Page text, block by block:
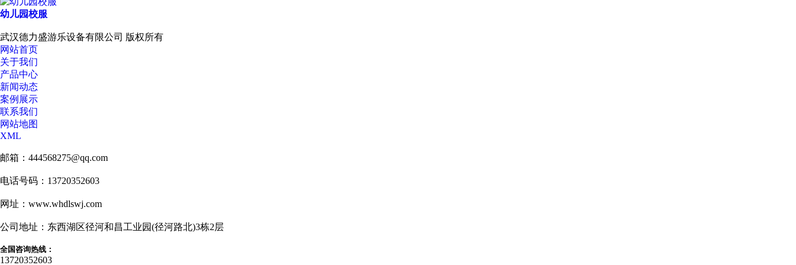
幼儿园校服
武汉德力盛游乐设备有限公司 版权所有
网站首页
关于我们
产品中心
新闻动态
案例展示
联系我们
网站地图
XML
邮箱：444568275@qq.com
电话号码：13720352603
网址：www.whdlswj.com
公司地址：东西湖区径河和昌工业园(径河路北)3栋2层
全国咨询热线：
13720352603